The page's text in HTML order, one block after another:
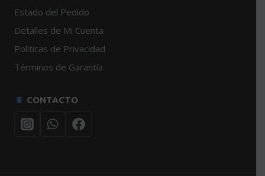
Estado del Pedido
Detalles de Mi Cuenta
Politicas de Privacidad
Términos de Garantía
CONTACTO